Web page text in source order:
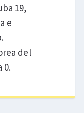
19,
e
del
0.